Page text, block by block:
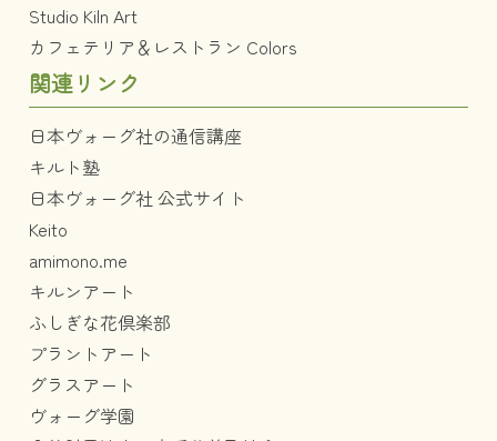
Studio Kiln Art
カフェテリア＆レストラン Colors
関連リンク
日本ヴォーグ社の通信講座
キルト塾
日本ヴォーグ社 公式サイト
Keito
amimono.me
キルンアート
ふしぎな花倶楽部
プラントアート
グラスアート
ヴォーグ学園